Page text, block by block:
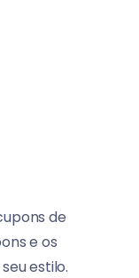
de
e os
estilo.